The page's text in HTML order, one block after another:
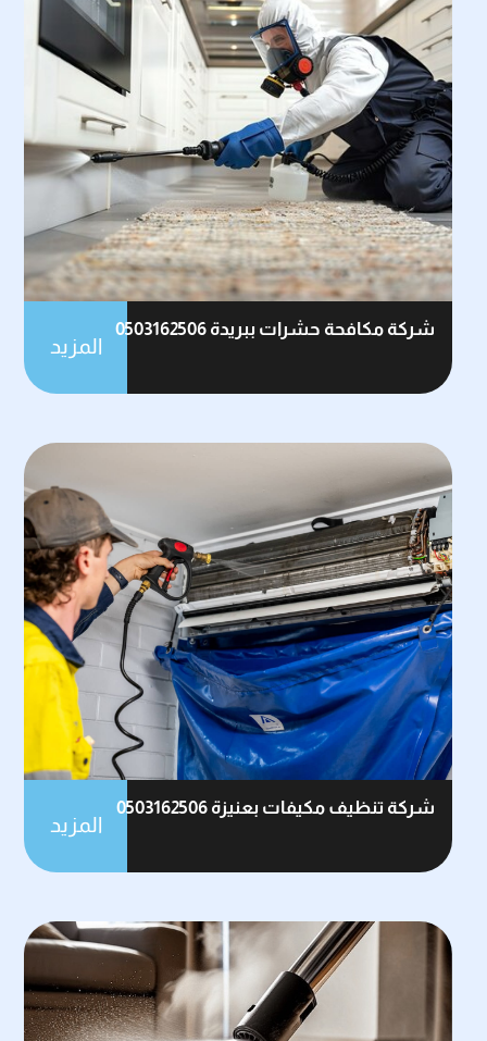
شركة مكافحة حشرات ببريدة 0503162506
المزيد
شركة تنظيف مكيفات بعنيزة 0503162506
المزيد